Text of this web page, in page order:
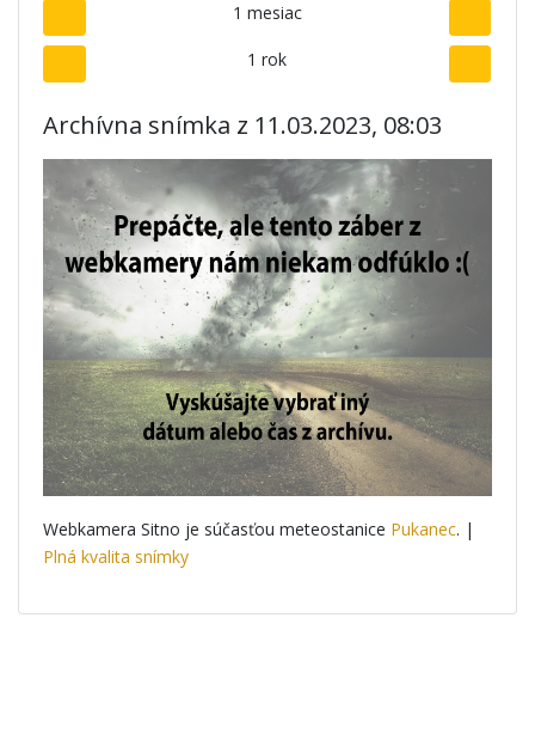
1 mesiac
1 rok
Archívna snímka z 11.03.2023, 08:03
Webkamera Sitno je súčasťou meteostanice Pukanec. |
Plná kvalita snímky